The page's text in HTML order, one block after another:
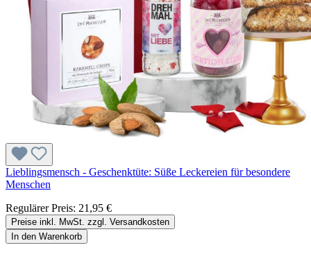
Lieblingsmensch - Geschenktüte: Süße Leckereien für besondere
Menschen
Regulärer Preis: 21,95 €
Preise inkl. MwSt. zzgl. Versandkosten
In den Warenkorb